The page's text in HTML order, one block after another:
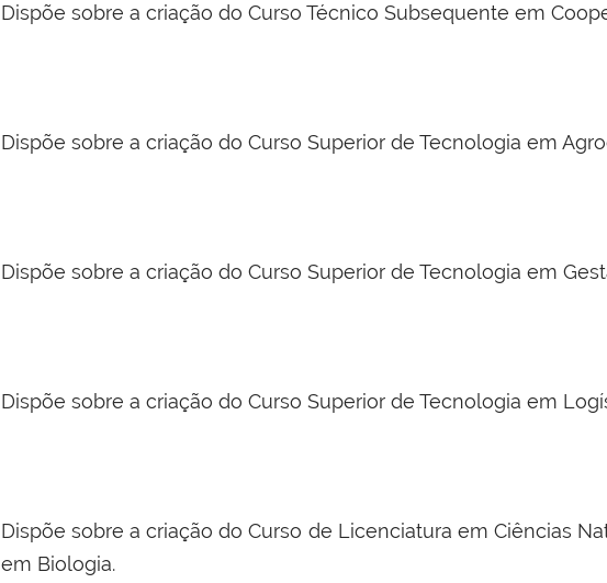
Dispõe sobre a criação do Curso Técnico Subsequente em
Dispõe sobre a criação do Curso Superior de Tecnologia em
Dispõe sobre a criação do Curso Superior de Tecnologia em
Dispõe sobre a criação do Curso Superior de Tecnologia em
Dispõe sobre a criação do Curso de Licenciatura em Ciências
em Biologia.